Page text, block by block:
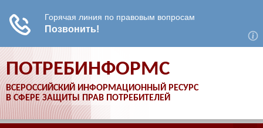
ПОТРЕБИНФОРМС
ВСЕРОССИЙСКИЙ ИНФОРМАЦИОННЫЙ РЕСУРС
В СФЕРЕ ЗАЩИТЫ ПРАВ ПОТРЕБИТЕЛЕЙ